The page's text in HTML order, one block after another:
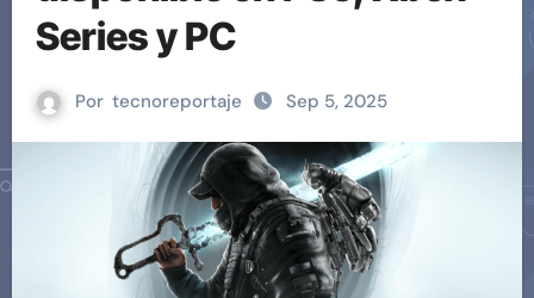
Series y PC
Por tecnoreportaje Sep 5, 2025